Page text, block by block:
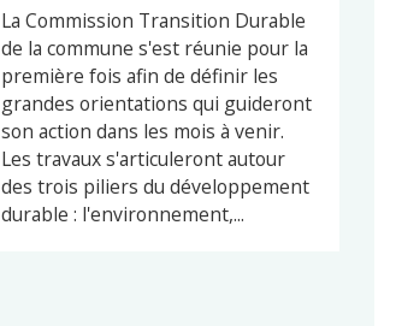
La Commission Transition Durable
de la commune s'est réunie pour la
première fois afin de définir les
grandes orientations qui guideront
son action dans les mois à venir.
Les travaux s'articuleront autour
des trois piliers du développement
durable : l'environnement,...